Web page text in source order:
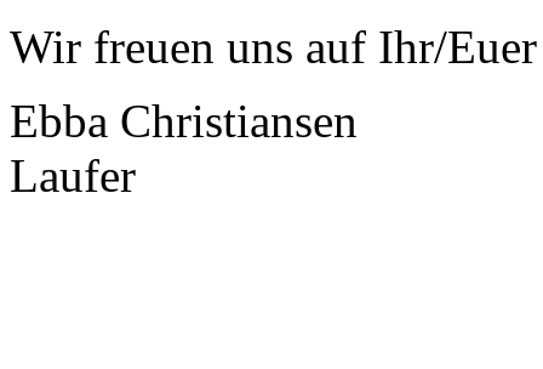
Wir freuen uns auf Ihr/
Ebba
Laufer